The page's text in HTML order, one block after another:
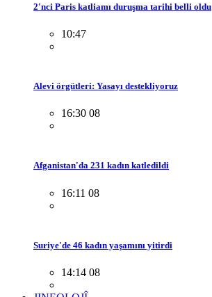
2'nci Paris katliamı duruşma tarihi belli oldu
10:47
Alevi örgütleri: Yasayı destekliyoruz
16:30 08
Afganistan'da 231 kadın katledildi
16:11 08
Suriye'de 46 kadın yaşamını yitirdi
14:14 08